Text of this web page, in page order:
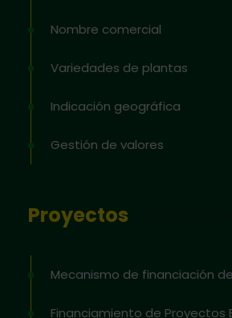
Nombre comercial
Variedades de plantas
Indicación geográfica
Gestión de valores
Proyectos
Mecanismo de financiación
Financiamiento de Proyectos